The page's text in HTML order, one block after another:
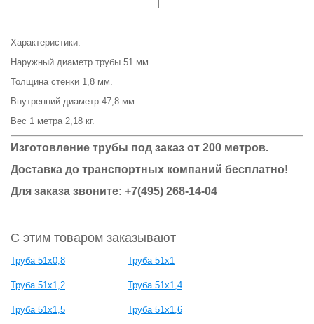
Характеристики:
Наружный диаметр трубы 51 мм.
Толщина стенки 1,8 мм.
Внутренний диаметр 47,8 мм.
Вес 1 метра 2,18 кг.
Изготовление трубы под заказ от 200 метров.
Доставка до транспортных компаний бесплатно!
Для заказа звоните: +7(495) 268-14-04
С этим товаром заказывают
Труба 51x0,8 Труба 51x1
Труба 51x1,2 Труба 51x1,4
Труба 51x1,5 Труба 51x1,6